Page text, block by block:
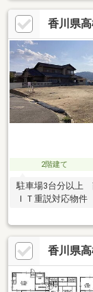
香川県
2階建て
駐車場3台分以
ＩＴ重説対応物件
香川県